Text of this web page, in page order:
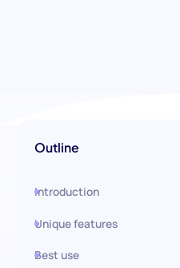
Outline
Introduction
Unique features
Best use